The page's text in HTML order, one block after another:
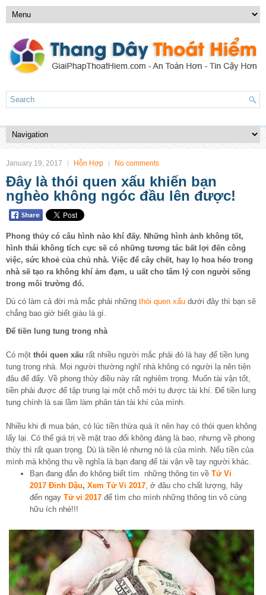
January 19, 2017 Hỗn Hợp No comments
Đây là thói quen xấu khiến bạn
nghèo không ngóc đầu lên được!
Phong thủy có câu hình nào khí đấy. Những hình ảnh không tốt,
hình thái không tích cực sẽ có những tương tác bất lợi đến công
việc, sức khoẻ của chủ nhà. Việc để cây chết, hay lọ hoa héo trong
nhà sẽ tạo ra không khí ảm đạm, u uất cho tâm lý con người sống
trong môi trường đó.
Dù có làm cả đời mà mắc phải những thói quen xấu dưới đây thì bạn sẽ
chẳng bao giờ biết giàu là gì.
Để tiền lung tung trong nhà
Có một thói quen xấu rất nhiều người mắc phải đó là hay để tiền lung
tung trong nhà. Mọi người thường nghĩ nhà không có người lạ nên tiện
đâu để đấy. Về phong thủy điều này rất nghiêm trọng. Muốn tài vận tốt,
tiền phải được để tập trung lại một chỗ mới tụ được tài khí. Để tiền lung
tung chính là sai lầm làm phân tán tài khí của mình.
Nhiều khi đi mua bán, có lúc tiền thừa quá ít nên hay có thói quen không
lấy lại. Có thể giá trị về mặt trao đổi không đáng là bao, nhưng về phong
thủy thì rất quan trọng. Dù là tiền lẻ nhưng nó là của mình. Nếu tiền của
mình mà không thu về nghĩa là bạn đang để tài vận về tay người khác.
Bạn đang đắn đo không biết tìm những thông tin về Tử Vi
2017 Đinh Dậu, Xem Tử Vi 2017 , ở đâu cho chất lượng, hãy
đến ngay Tử vi 2017 để tìm cho mình những thông tin vô cùng
hữu ích nhé!!!